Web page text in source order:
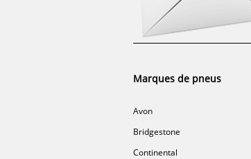
Marques de pneus
Avon
Bridgestone
Continental